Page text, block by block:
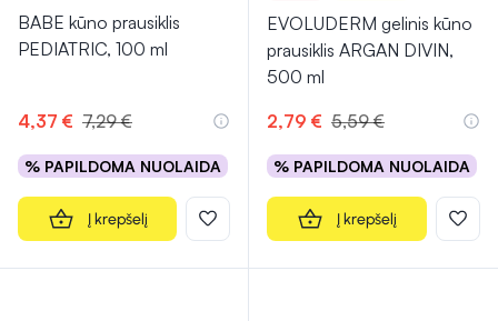
BABE kūno prausiklis
PEDIATRIC, 100 ml
4,37 € 7,29 €
% PAPILDOMA NUOLAIDA
Į krepšelį
EVOLUDERM gelinis kūno
prausiklis ARGAN DIVIN,
500 ml
2,79 € 5,59 €
% PAPILDOMA NUOLAIDA
Į krepšelį